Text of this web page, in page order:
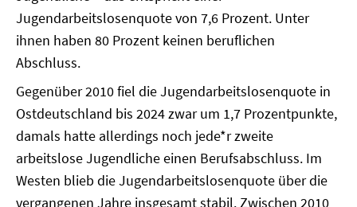
Jugendarbeitslosenquote von 7,6 Prozent. Unter
ihnen haben 80 Prozent keinen beruflichen
Abschluss.
Gegenüber 2010 fiel die Jugendarbeitslosenquote in
Ostdeutschland bis 2024 zwar um 1,7 Prozentpunkte,
damals hatte allerdings noch jede*r zweite
arbeitslose Jugendliche einen Berufsabschluss. Im
Westen blieb die Jugendarbeitslosenquote über die
vergangenen Jahre insgesamt stabil. Zwischen 2010